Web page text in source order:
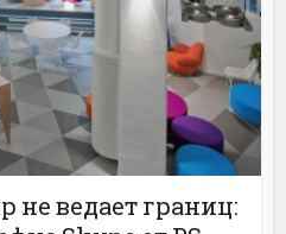
ведает границ: